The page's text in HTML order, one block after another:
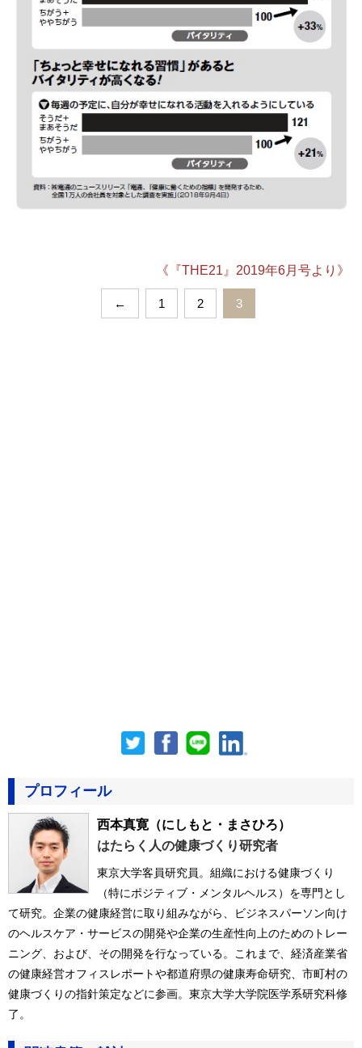
《『THE21』2019年6月号より》
← 1 2 3
プロフィール
西本真寛 （にしもと・まさひろ）
はたらく人の健康づくり研究者
東京大学客員研究員。組織における健康づくり
（特にポジティブ・メンタルヘルス）を専門とし
て研究。企業の健康経営に取り組みながら、ビジネスパーソン向け
のヘルスケア・サービスの開発や企業の生産性向上のためのトレー
ニング、および、その開発を行なっている。これまで、経済産業省
の健康経営オフィスレポートや都道府県の健康寿命研究、市町村の
健康づくりの指針策定などに参画。東京大学大学院医学系研究科修
了。